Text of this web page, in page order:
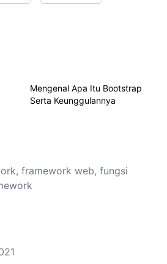
Mengenal Apa Itu Bootstrap
Serta Keunggulannya
, framework web, fungsi